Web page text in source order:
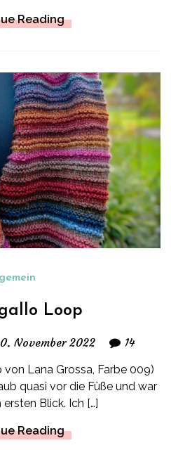
Reading
Loop
November 2022 14
von Lana Grossa, Farbe 009)
quasi vor die Füße und war
Blick. Ich […]
Reading